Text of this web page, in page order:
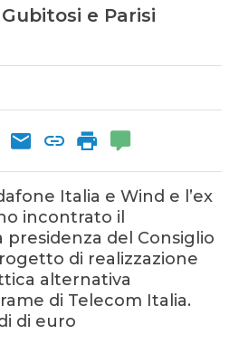
e Parisi
Italia e Wind e l’ex
incontrato il
del Consiglio
di realizzazione
alternativa
di Telecom Italia.
di euro